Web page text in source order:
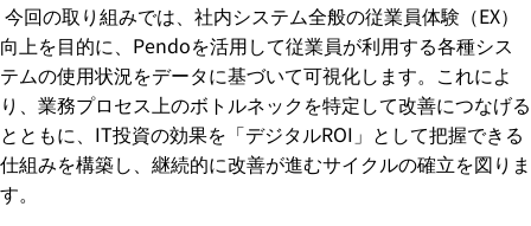
今回の取り組みでは、社内システム全般の従業員体験（EX）
向上を目的に、Pendoを活用して従業員が利用する各種シス
テムの使用状況をデータに基づいて可視化します。これによ
り、業務プロセス上のボトルネックを特定して改善につなげる
とともに、IT投資の効果を「デジタルROI」として把握できる
仕組みを構築し、継続的に改善が進むサイクルの確立を図りま
す。